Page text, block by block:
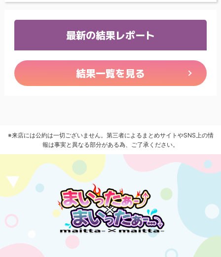
最新の結果レポート
結果一覧を見る
※来店には公約は一切ございません。第三者によるまとめサイトやSNS上の情
報は事実と異なる部分がある為、ご了承ください。